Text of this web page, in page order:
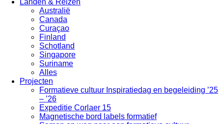
Landen & Reizen
Australië
Canada
Curaçao
Finland
Schotland
Singapore
Suriname
Alles
Projecten
Formatieve cultuur Inspiratiedag en begeleiding ’25
– ’26
Expeditie Corlaer 15
Magnetische bord labels formatief